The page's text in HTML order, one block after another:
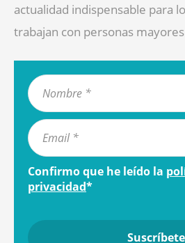
actualidad indispensable para
trabajan con personas
Confirmo que he leído la
privacidad*